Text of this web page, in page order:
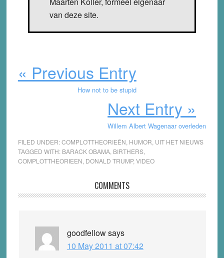
van deze site.
« Previous Entry
How not to be stupid
Next Entry »
Willem Albert Wagenaar overleden
FILED UNDER:COMPLOTTHEORIEËN HUMOR UIT HET NIEUWS
TAGGED WITH: BARACK OBAMA, BIRTHERS,
COMPLOTTHEORIEEN DONALD TRUMP, VIDEO
Interactions
COMMENTS
goodfellowsays
10 May 2011 at 07:42